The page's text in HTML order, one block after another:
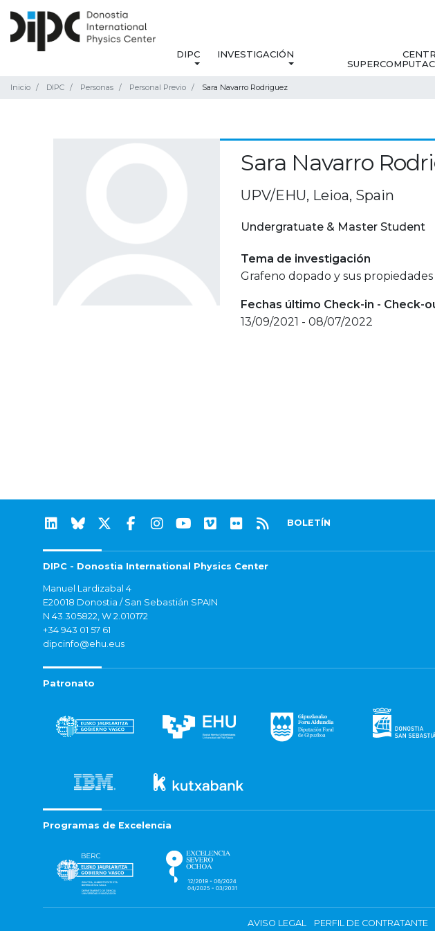
DIPC INVESTIGACIÓN
Inicio DIPC Personas Personal Previo Sara Navarro Rodriguez
Sara Navarro
UPV/EHU, Leioa, Spain
Undergratuate & Master Student
Tema de investigación
Grafeno dopado y sus
Fechas último Check-in - Check-
13/09/2021 - 08/07/2022
BOLETÍN
DIPC - Donostia International Physics Center
Manuel Lardizabal 4
E20018 Donostia / San Sebastián SPAIN
N 43.305822, W 2.010172
+34 943 01 57 61
dipcinfo@ehu.eus
Patronato
Programas de Excelencia
AVISO LEGAL PERFIL DE CONTRATANTE